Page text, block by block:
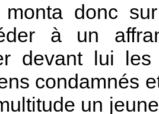
donc
à un
devant lui
condamnés
un